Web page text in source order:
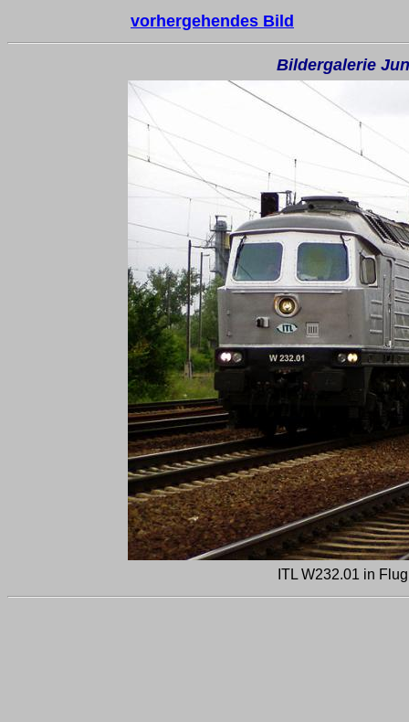
vorhergehendes Bild
Bildergalerie
ITL W232.01 in